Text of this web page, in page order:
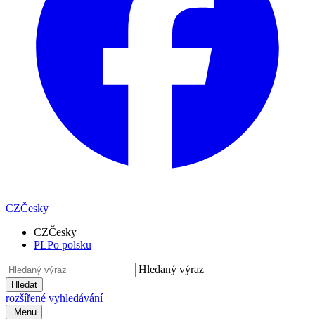
CZČesky
CZČesky
PLPo polsku
Hledaný výraz
Hledat
rozšířené vyhledávání
Menu